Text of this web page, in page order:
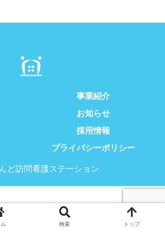
事業紹介
お知らせ
採用情報
プライバシーポリシー
ど訪問看護ステーション.
検索 トップ